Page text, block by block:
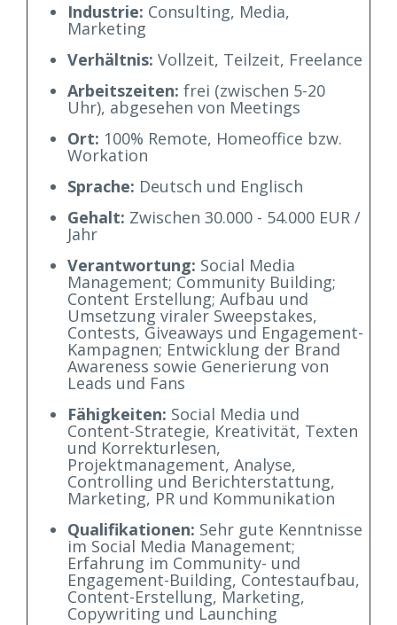
Industrie: Consulting, Media,
Marketing
Verhältnis: Vollzeit, Teilzeit, Freelance
Arbeitszeiten: frei (zwischen 5-20
Uhr), abgesehen von Meetings
Ort: 100% Remote, Homeoffice bzw.
Workation
Sprache: Deutsch und Englisch
Gehalt: Zwischen 30.000 - 54.000 EUR /
Jahr
Verantwortung: Social Media
Management; Community Building;
Content Erstellung; Aufbau und
Umsetzung viraler Sweepstakes,
Contests, Giveaways und Engagement-
Kampagnen; Entwicklung der Brand
Awareness sowie Generierung von
Leads und Fans
Fähigkeiten: Social Media und
Content-Strategie, Kreativität, Texten
und Korrekturlesen,
Projektmanagement, Analyse,
Controlling und Berichterstattung,
Marketing, PR und Kommunikation
Qualifikationen: Sehr gute Kenntnisse
im Social Media Management;
Erfahrung im Community- und
Engagement-Building, Contestaufbau,
Content-Erstellung, Marketing,
Copywriting und Launching